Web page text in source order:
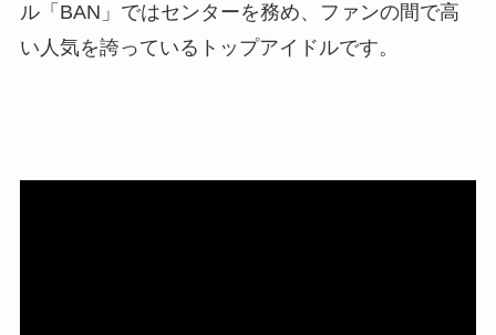
ル「BAN」ではセンターを務め、ファンの間で高
い人気を誇っているトップアイドルです。